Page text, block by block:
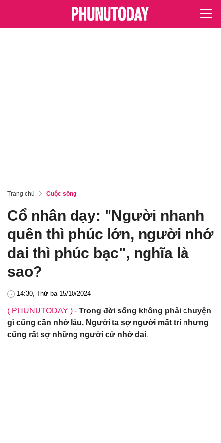
Trang chủ Cuộc sống
Cổ nhân dạy: "Người nhanh
quên thì phúc lớn, người nhớ
dai thì phúc bạc", nghĩa là
sao?
14:30, Thứ ba 15/10/2024
( PHUNUTODAY ) - Trong đời sống không phải chuyện
gì cũng cần nhớ lâu. Người ta sợ người mất trí nhưng
cũng rất sợ những người cứ nhớ dai.